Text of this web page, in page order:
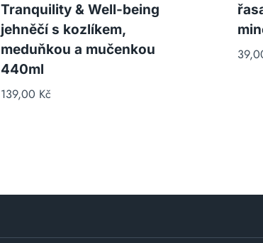
Tranquility & Well-being
jehněčí s kozlíkem,
meduňkou a mučenkou
440ml
139,00 Kč